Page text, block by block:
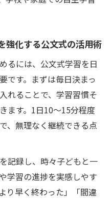
強化する公文式の活用術
るには、公文式学習を日
です。まずは毎日決まっ
れることで、学習習慣そ
ます。1日10～15分程度
、無理なく継続できる点
記録し、時々子どもと一
学習の進捗を実感しやす
り早く終わった」「間違